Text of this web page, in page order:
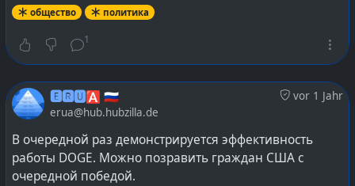
Подавляющая масса современные политиков — это
так называемые «club kids» и дело не в постоянном
употреблении наркотиков. А том, что исторически
субкультура «club kids» выстроена на эпатаже, яркой
карнавальной феерии и стремлении уйти от серой
реальности в мир праздника. Порой натужно
выдуманного, опирающегося на создание различных
альтер-эго, выворачивая события и действия в
общество политика
1
vor 1 Jahr
🅴🆁🆄🅰 🇷🇺
erua@hub.hubzilla.de
В очередной раз демонстрируется эффективность
работы DOGE. Можно позравить граждан США с
очередной победой.